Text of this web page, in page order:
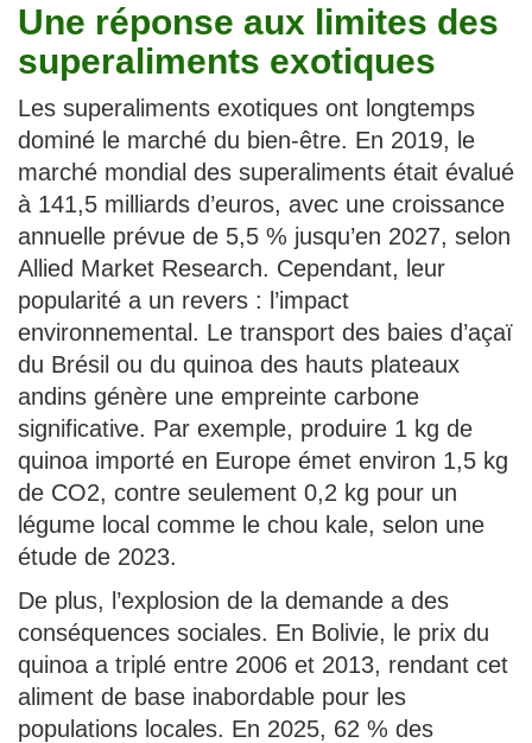
Une réponse aux limites des
superaliments exotiques
Les superaliments exotiques ont longtemps
dominé le marché du bien-être. En 2019, le
marché mondial des superaliments était évalué
à 141,5 milliards d’euros, avec une croissance
annuelle prévue de 5,5 % jusqu’en 2027, selon
Allied Market Research. Cependant, leur
popularité a un revers : l’impact
environnemental. Le transport des baies d’açaï
du Brésil ou du quinoa des hauts plateaux
andins génère une empreinte carbone
significative. Par exemple, produire 1 kg de
quinoa importé en Europe émet environ 1,5 kg
de CO2, contre seulement 0,2 kg pour un
légume local comme le chou kale, selon une
étude de 2023.
De plus, l’explosion de la demande a des
conséquences sociales. En Bolivie, le prix du
quinoa a triplé entre 2006 et 2013, rendant cet
aliment de base inabordable pour les
populations locales. En 2025, 62 % des